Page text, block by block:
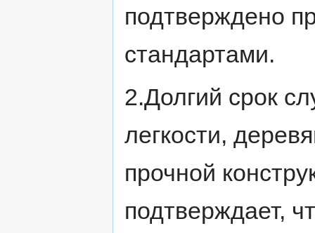
подтверждено
стандартами.
2.Долгий срок
легкости,
прочной
подтверждает,